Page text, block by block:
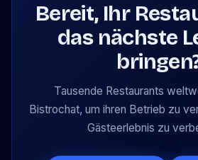
Bereit, Ihr
das nächste
Tausende Restaurants
Bistrochat, um ihren Betrieb zu
Gästeerlebnis zu